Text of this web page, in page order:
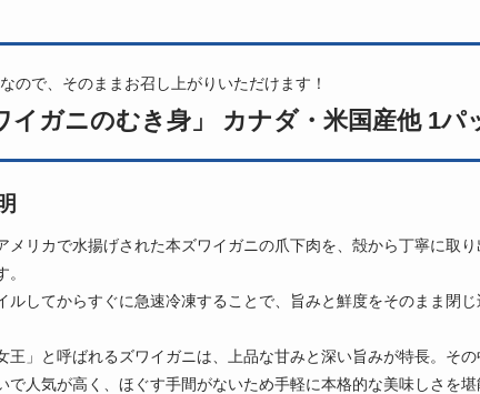
ので、そのままお召し上がりいただけます！
イガニのむき身」 カナダ・米国産他 1
メリカで水揚げされた本ズワイガニの爪下肉を、殻から丁寧に取
ルしてからすぐに急速冷凍することで、旨みと鮮度をそのまま閉じ
王」と呼ばれるズワイガニは、上品な甘みと深い旨みが特長。そ
で人気が高く、ほぐす手間がないため手軽に本格的な美味しさを堪